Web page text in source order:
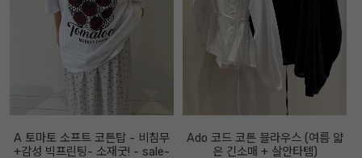
A 토마토 소프트 코튼탑 - 비침무
+감성 빅프린팅- 소재굿! - sale-
Ado 코드 코튼 블라우스 (여름 얇
은 긴소매 + 살안타템)